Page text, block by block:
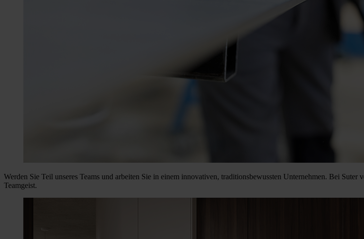
Werden Sie Teil unseres Teams und arbeiten Sie in einem innovativen, traditionsbewussten Unternehmen. Bei
Teamgeist.